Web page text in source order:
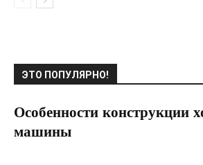
ЭТО ПОПУЛЯРНО!
Особенности конструкции
машины
22.11.2021